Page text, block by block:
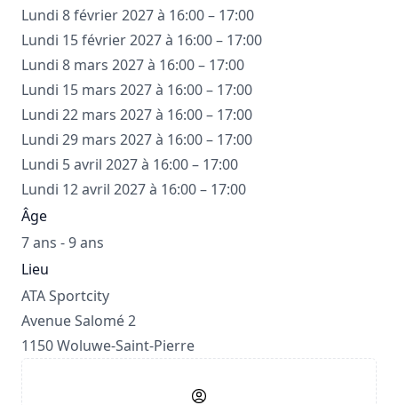
Lundi 8 février 2027 à 16:00 – 17:00
Lundi 15 février 2027 à 16:00 – 17:00
Lundi 8 mars 2027 à 16:00 – 17:00
Lundi 15 mars 2027 à 16:00 – 17:00
Lundi 22 mars 2027 à 16:00 – 17:00
Lundi 29 mars 2027 à 16:00 – 17:00
Lundi 5 avril 2027 à 16:00 – 17:00
Lundi 12 avril 2027 à 16:00 – 17:00
Âge
7 ans - 9 ans
Lieu
ATA Sportcity
Avenue Salomé 2
1150 Woluwe-Saint-Pierre